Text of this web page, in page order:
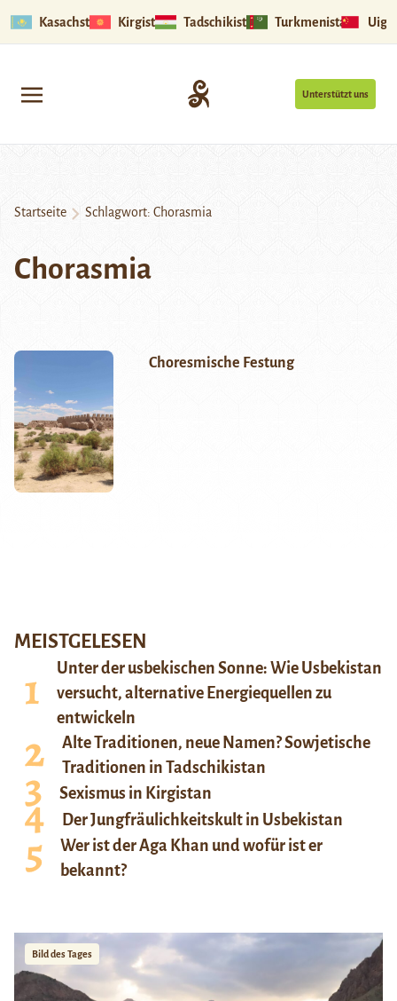
Kasachstan Kirgistan Tadschikistan Turkmenistan
Unterstützt uns
Startseite Schlagwort: Chorasmia
Chorasmia
Choresmische Festung
MEISTGELESEN
Unter der usbekischen Sonne: Wie Usbekistan
versucht, alternative Energiequellen zu
entwickeln
Alte Traditionen, neue Namen? Sowjetische
Traditionen in Tadschikistan
Sexismus in Kirgistan
Der Jungfräulichkeitskult in Usbekistan
Wer ist der Aga Khan und wofür ist er
bekannt?
Bild des Tages